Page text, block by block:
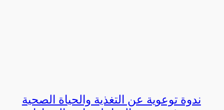
ندوة توعوية عن التغذية والحياة الصحية